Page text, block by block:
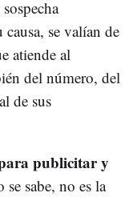
se valían de
atiende al
del número, del
de sus
publicitar y
se sabe, no es la